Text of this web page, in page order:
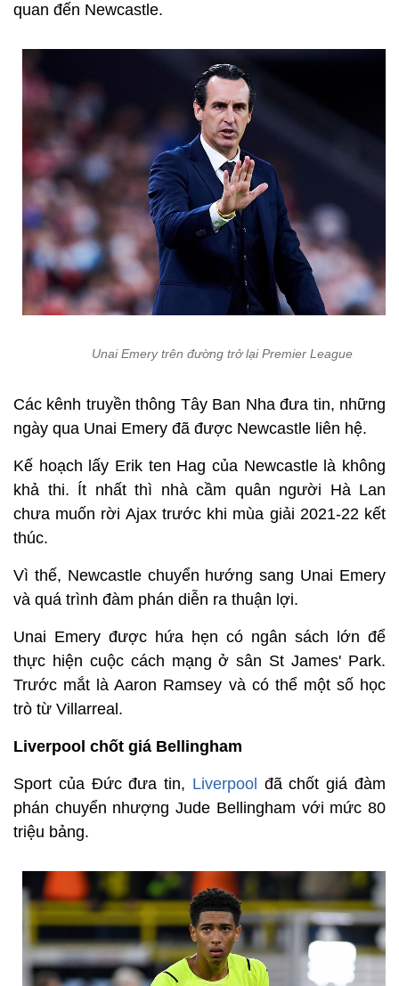
quan đến Newcastle.
Unai Emery trên đường trở lại Premier League
Các kênh truyền thông Tây Ban Nha đưa tin, những
ngày qua Unai Emery đã được Newcastle liên hệ.
Kế hoạch lấy Erik ten Hag của Newcastle là không
khả thi. Ít nhất thì nhà cầm quân người Hà Lan
chưa muốn rời Ajax trước khi mùa giải 2021-22 kết
thúc.
Vì thế, Newcastle chuyển hướng sang Unai Emery
và quá trình đàm phán diễn ra thuận lợi.
Unai Emery được hứa hẹn có ngân sách lớn để
thực hiện cuộc cách mạng ở sân St James' Park.
Trước mắt là Aaron Ramsey và có thể một số học
trò từ Villarreal.
Liverpool chốt giá Bellingham
Sport của Đức đưa tin, Liverpool đã chốt giá đàm
phán chuyển nhượng Jude Bellingham với mức 80
triệu bảng.